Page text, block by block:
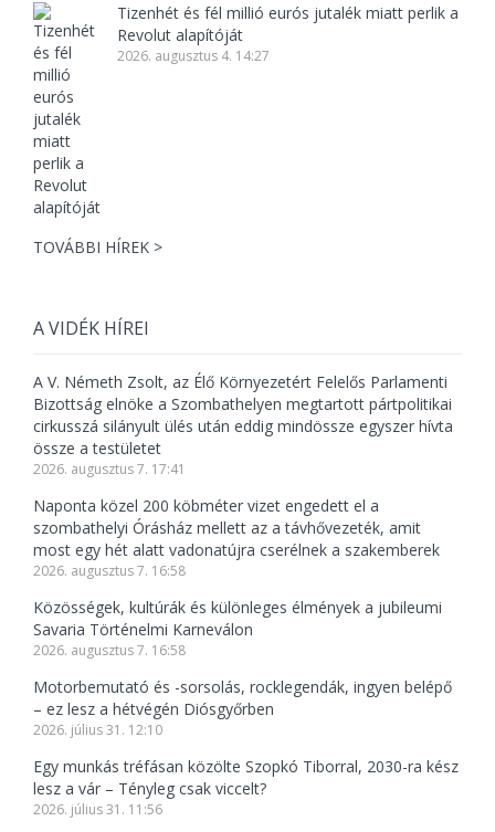
Tizenhét és fél millió eurós jutalék miatt perlik a
Revolut alapítóját
2026. augusztus 4. 14:27
TOVÁBBI HÍREK >
A VIDÉK HÍREI
A V. Németh Zsolt, az Élő Környezetért Felelős Parlamenti
Bizottság elnöke a Szombathelyen megtartott pártpolitikai
cirkusszá silányult ülés után eddig mindössze egyszer hívta
össze a testületet
2026. augusztus 7. 17:41
Naponta közel 200 köbméter vizet engedett el a
szombathelyi Órásház mellett az a távhővezeték, amit
most egy hét alatt vadonatújra cserélnek a szakemberek
2026. augusztus 7. 16:58
Közösségek, kultúrák és különleges élmények a jubileumi
Savaria Történelmi Karneválon
2026. augusztus 7. 16:58
Motorbemutató és -sorsolás, rocklegendák, ingyen belépő
– ez lesz a hétvégén Diósgyőrben
2026. július 31. 12:10
Egy munkás tréfásan közölte Szopkó Tiborral, 2030-ra kész
lesz a vár – Tényleg csak viccelt?
2026. július 31. 11:56